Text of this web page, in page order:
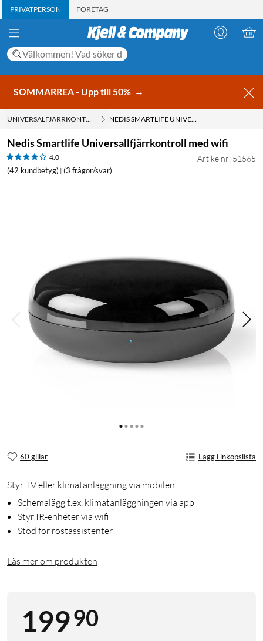
PRIVATPERSON FÖRETAG
SOMMARREA - Upp till 50% →
UNIVERSALFJÄRRKONTROLL NEDIS SMARTLIFE UNIVERSALLFJÄRRKONTROLL MED WIFI
Nedis Smartlife Universallfjärrkontroll med wifi
4.0
(42 kundbetyg) | (3 frågor/svar)
Artikelnr: 51565
60 gillar Lägg i inköpslista
Styr TV eller klimatanläggning via mobilen
Schemalägg t.ex. klimatanläggningen via app
Styr IR-enheter via wifi
Stöd för röstassistenter
Läs mer om produkten
19990